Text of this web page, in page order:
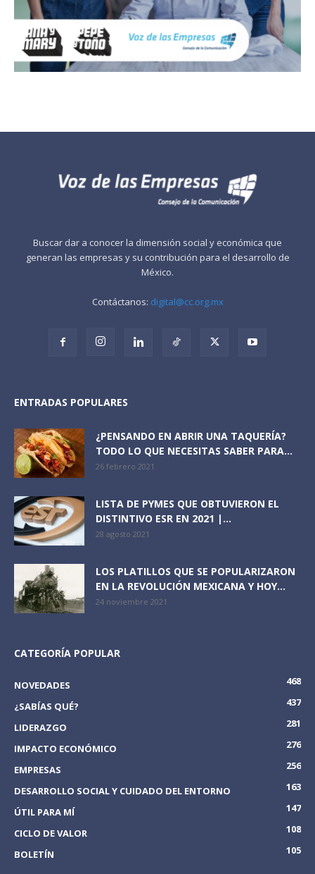
Buscar dar a conocer la dimensión social y económica que
generan las empresas y su contribución para el desarrollo de
México.
Contáctanos: digital@cc.org.mx
ENTRADAS POPULARES
¿PENSANDO EN ABRIR UNA TAQUERÍA?
TODO LO QUE NECESITAS SABER PARA...
26 febrero 2021
LISTA DE PYMES QUE OBTUVIERON EL
DISTINTIVO ESR EN 2021 |...
28 agosto 2021
LOS PLATILLOS QUE SE POPULARIZARON
EN LA REVOLUCIÓN MEXICANA Y HOY...
24 noviembre 2021
CATEGORÍA POPULAR
NOVEDADES
468
¿SABÍAS QUÉ?
437
LIDERAZGO
281
IMPACTO ECONÓMICO
276
EMPRESAS
256
DESARROLLO SOCIAL Y CUIDADO DEL ENTORNO
163
ÚTIL PARA MÍ
147
CICLO DE VALOR
108
BOLETÍN
105